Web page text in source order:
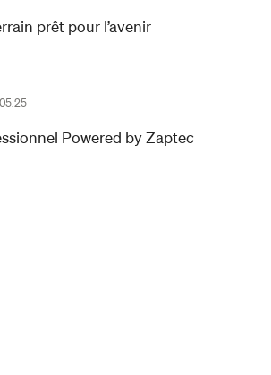
prêt pour l’avenir
Powered by Zaptec